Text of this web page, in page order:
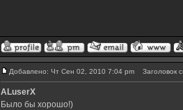
Добавлено: Чт Сен 02, 2010 7:04 pm Заголовок
ALuserX
Было бы хорошо!)